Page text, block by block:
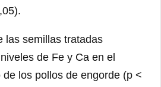
las semillas tratadas
de Fe y Ca en el
los pollos de engorde (p <